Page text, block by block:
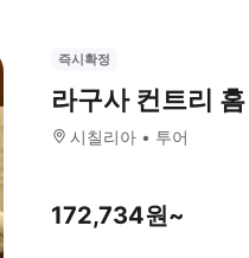
즉시확정
라구사 컨트리
시칠리아 투어
172,734원~